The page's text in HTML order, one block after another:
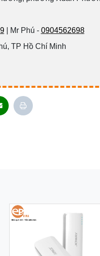
| Mr Phú - 0904562698
TP Hồ Chí Minh